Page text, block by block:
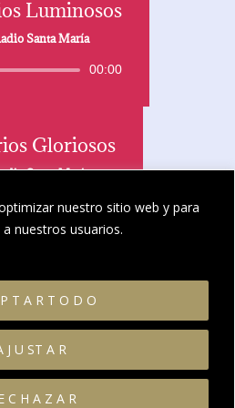
nuestro sitio web y para
nuestros usuarios.
J U ST A R
C H A Z A R
T A R T O D O
Luminosos
Santa María
Reproductor00:00
Gloriosos
Santa María
Reproductor
de
00:00
Contacto